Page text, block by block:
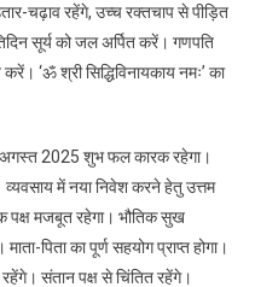
चढ़ाव रहेंगे, उच्च रक्तचाप से पीड़ित
सूर्य को जल अर्पित करें। गणपति
‘ॐ श्री सिद्धिविनायकाय नमः’ का
अगस्त 2025 शुभ फल कारक रहेगा।
व्यवसाय में नया निवेश करने हेतु उत्तम
पक्ष मजबूत रहेगा। भौतिक सुख
पिता का पूर्ण सहयोग प्राप्त होगा।
संतान पक्ष से चिंतित रहेंगे।